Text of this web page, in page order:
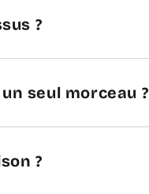
?
seul morceau ?
?